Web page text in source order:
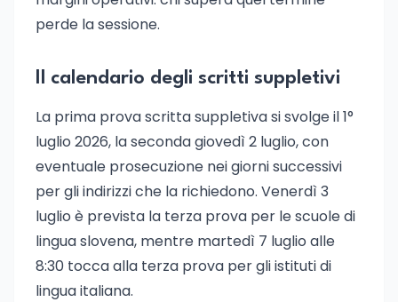
perde la sessione.
Il calendario degli scritti suppletivi
La prima prova scritta suppletiva si svolge il 1°
luglio 2026, la seconda giovedì 2 luglio, con
eventuale prosecuzione nei giorni successivi
per gli indirizzi che la richiedono. Venerdì 3
luglio è prevista la terza prova per le scuole di
lingua slovena, mentre martedì 7 luglio alle
8:30 tocca alla terza prova per gli istituti di
lingua italiana.